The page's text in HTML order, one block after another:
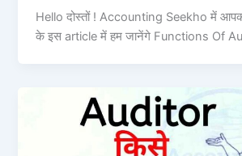
Hello दोस्तों ! Accounting Seekho में
के इस article में हम जानेंगे Functions Of